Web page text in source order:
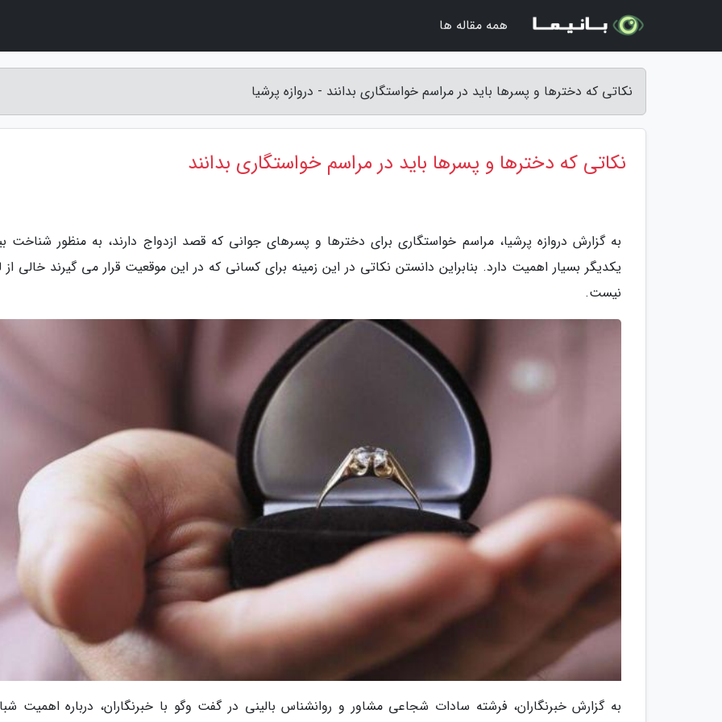
نکاتی که دخترها و پسرها باید در مراسم خواستگاری بدانند - دروازه پرشیا
نکاتی که دخترها و پسرها باید در مراسم خواستگاری بدانند
به گزارش دروازه پرشیا، مراسم خواستگاری برای دخترها و پسرهای جوانی که قصد ازدواج دارند، به منظور شناخت
یکدیگر بسیار اهمیت دارد. بنابراین دانستن نکاتی در این زمینه برای کسانی که در این موقعیت قرار می گیرند خالی
نیست.
به گزارش خبرنگاران، فرشته سادات شجاعی مشاور و روانشناس بالینی در گفت وگو با خبرنگاران، درباره اهمیت
همه مقاله ها